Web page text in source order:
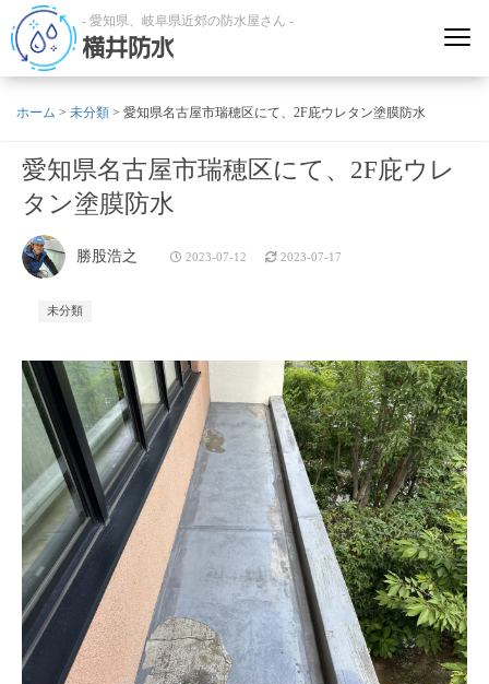
- 愛知県、岐阜県近郊の防水屋さん -
横井防水
ホーム > 未分類 > 愛知県名古屋市瑞穂区にて、2F庇ウレタン塗膜防水
愛知県名古屋市瑞穂区にて、2F庇ウレ
タン塗膜防水
勝股浩之 2023-07-12 2023-07-17
未分類